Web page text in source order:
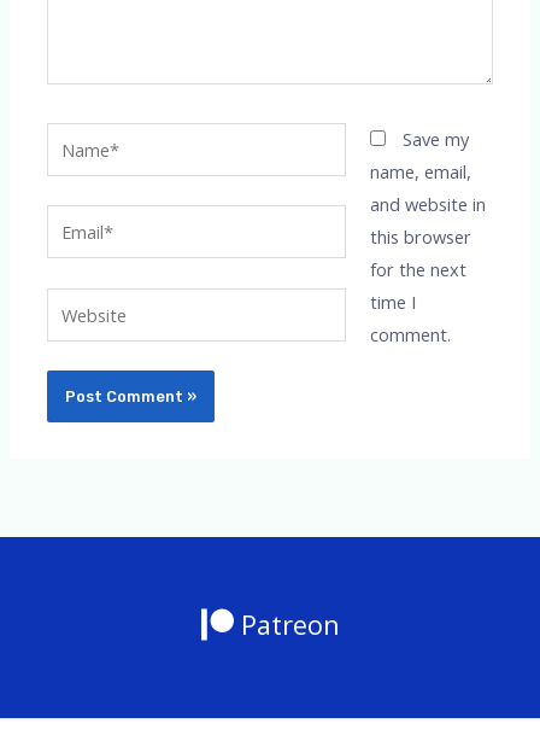
Save my
name, email,
and website in
this browser
for the next
time I
comment.
Patreon